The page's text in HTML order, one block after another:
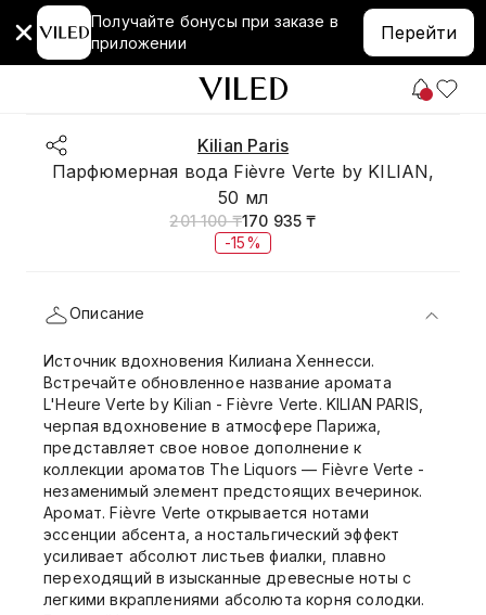
Получайте бонусы при заказе в
приложении
Перейти
Kilian Paris
Парфюмерная вода Fièvre Verte by KILIAN,
50 мл
201 100 ₸170 935 ₸
-15%
Описание
Источник вдохновения Килиана Хеннесси.
Встречайте обновленное название аромата
L'Heure Verte by Kilian - Fièvre Verte. KILIAN PARIS,
черпая вдохновение в атмосфере Парижа,
представляет свое новое дополнение к
коллекции ароматов The Liquors — Fièvre Verte -
незаменимый элемент предстоящих вечеринок.
Аромат. Fièvre Verte открывается нотами
эссенции абсента, а ностальгический эффект
усиливает абсолют листьев фиалки, плавно
переходящий в изысканные древесные ноты с
легкими вкраплениями абсолюта корня солодки.